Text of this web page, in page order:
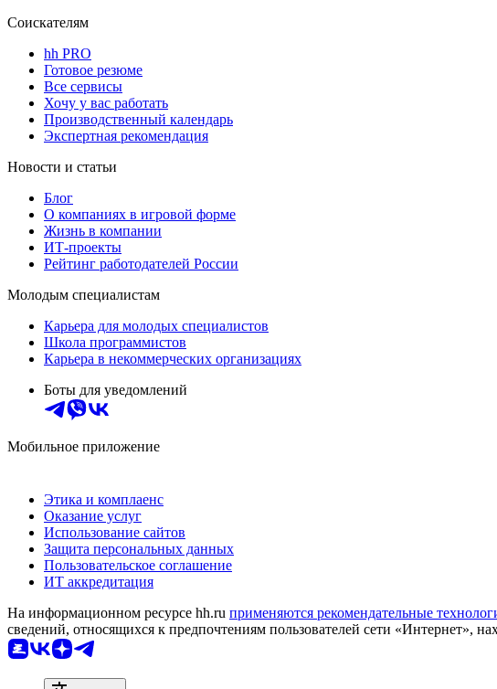
Соискателям
hh PRO
Готовое резюме
Все сервисы
Хочу у вас работать
Производственный календарь
Экспертная рекомендация
Новости и статьи
Блог
О компаниях в игровой форме
Жизнь в компании
ИТ-проекты
Рейтинг работодателей России
Молодым специалистам
Карьера для молодых специалистов
Школа программистов
Карьера в некоммерческих организациях
Боты для уведомлений
Мобильное приложение
Этика и комплаенс
Оказание услуг
Использование сайтов
Защита персональных данных
Пользовательское соглашение
ИТ аккредитация
На информационном ресурсе hh.ru применяются рекомендательные
сведений, относящихся к предпочтениям пользователей сети «Интернет»,